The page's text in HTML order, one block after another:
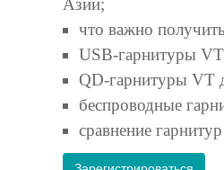
Азии;
что важно
USB-гарнитуры
QD-гарнитуры VT
беспроводные
сравнение